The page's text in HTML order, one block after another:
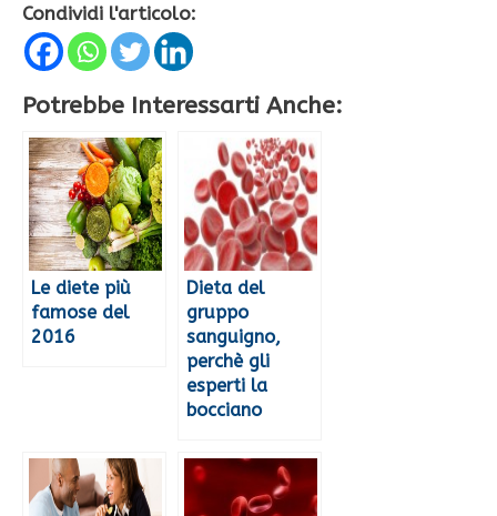
Condividi l'articolo:
Potrebbe Interessarti Anche:
Le diete più
famose del
2016
Dieta del
gruppo
sanguigno,
perchè gli
esperti la
bocciano